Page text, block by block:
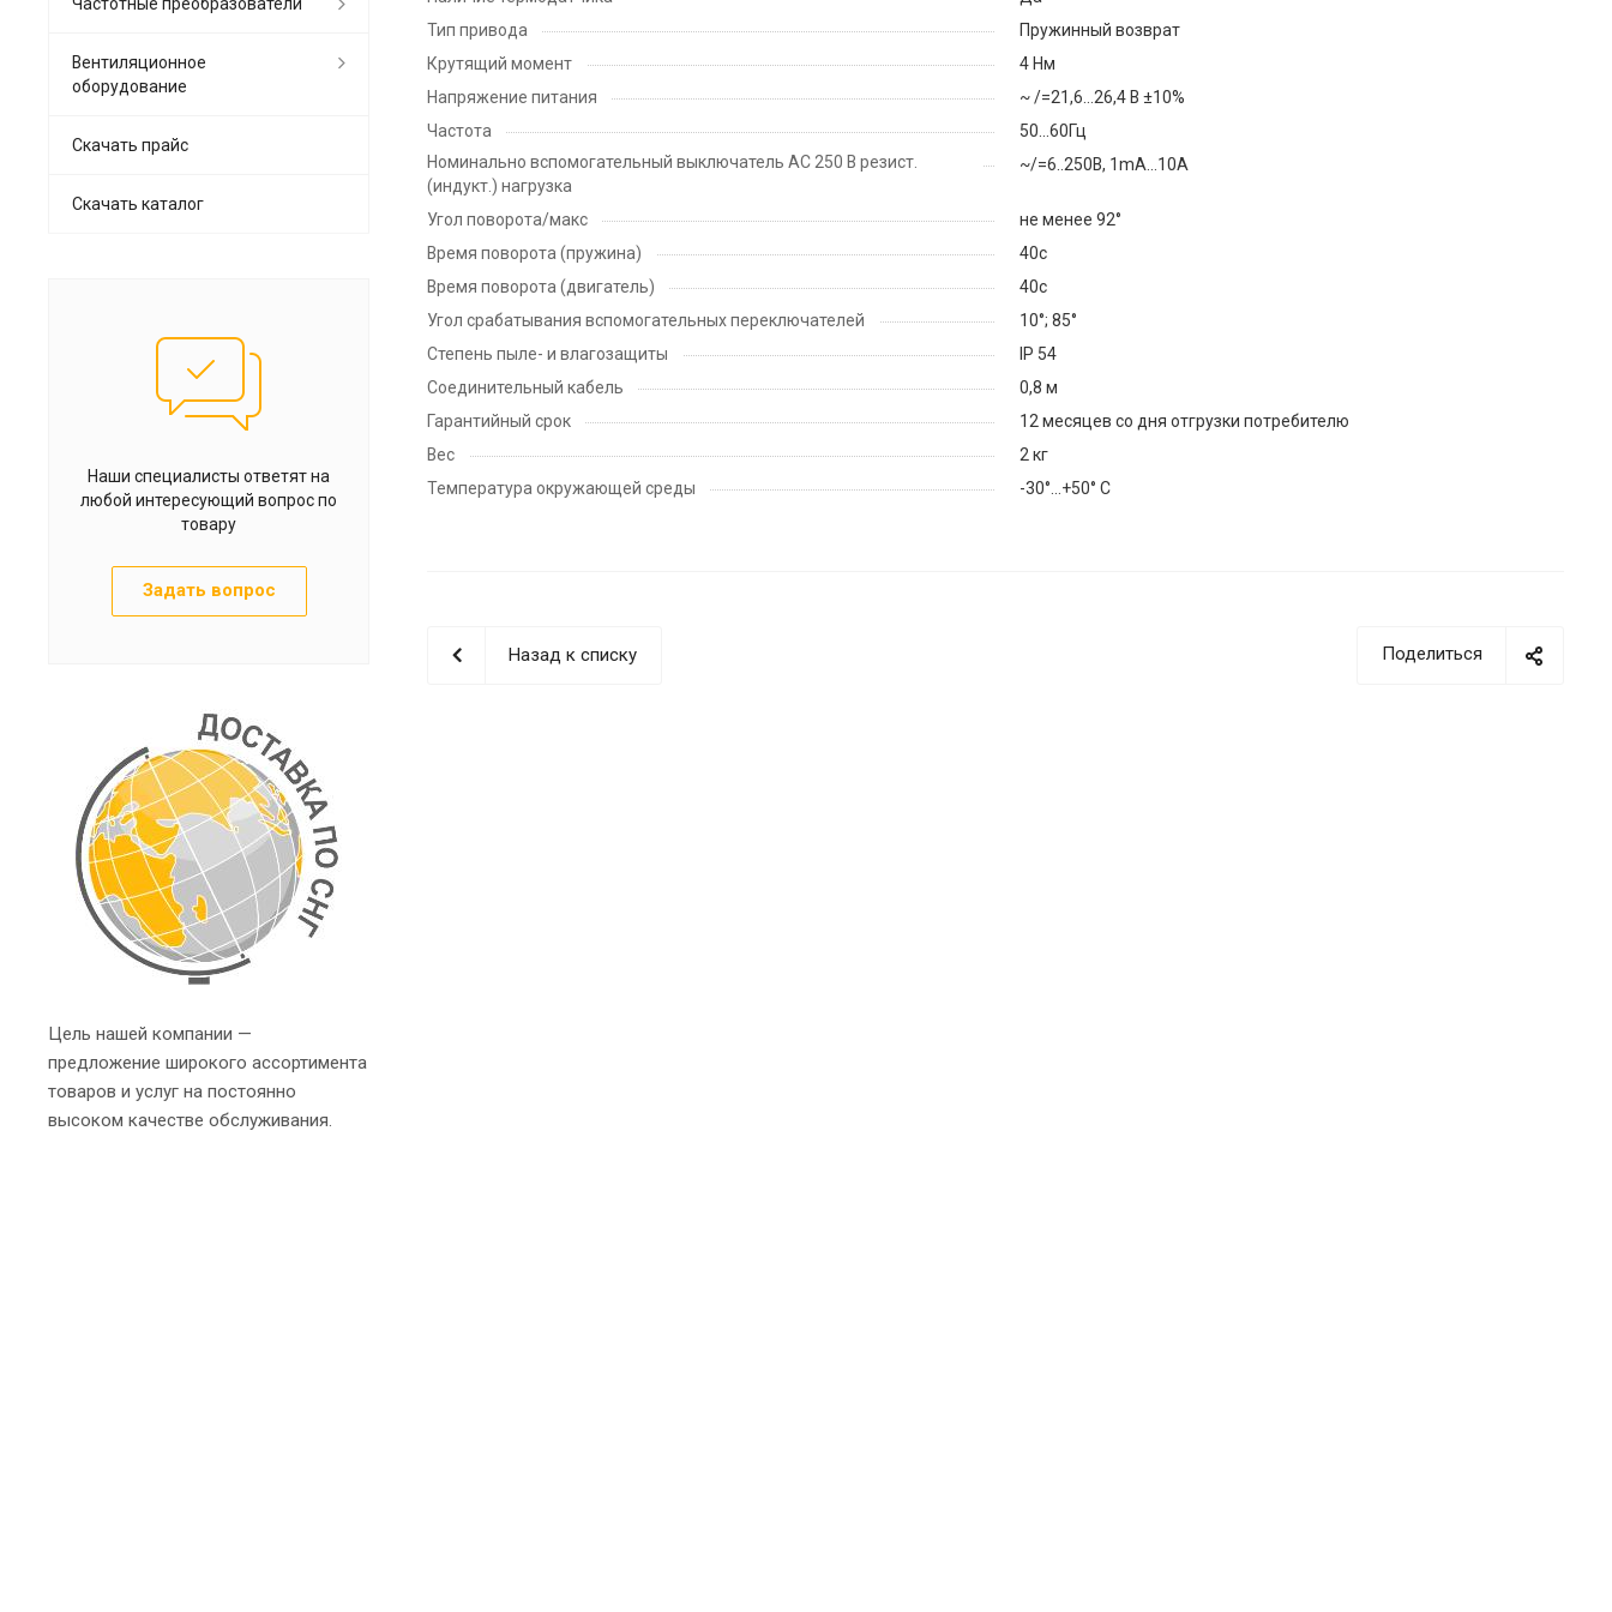
Тип привода
Пружинный возврат
Крутящий момент
4 Нм
Напряжение питания
~ /=21,6…26,4 В ±10%
Частота
50...60Гц
Номинально вспомогательный выключатель АС 250 В резист.
(индукт.) нагрузка
~/=6..250В, 1mA…10A
Угол поворота/макс
не менее 92°
Время поворота (пружина)
40с
Время поворота (двигатель)
40с
Угол срабатывания вспомогательных переключателей
10°; 85°
Степень пыле- и влагозащиты
IP 54
Соединительный кабель
0,8 м
Гарантийный срок
12 месяцев со дня отгрузки потребителю
Вес
2 кг
Температура окружающей среды
-30°…+50° C
Поделиться
Назад к списку
Вентиляционное
оборудование
Скачать прайс
Скачать каталог
Наши специалисты ответят на
любой интересующий вопрос по
товару
Задать вопрос
Цель нашей компании —
предложение широкого ассортимента
товаров и услуг на постоянно
высоком качестве обслуживания.